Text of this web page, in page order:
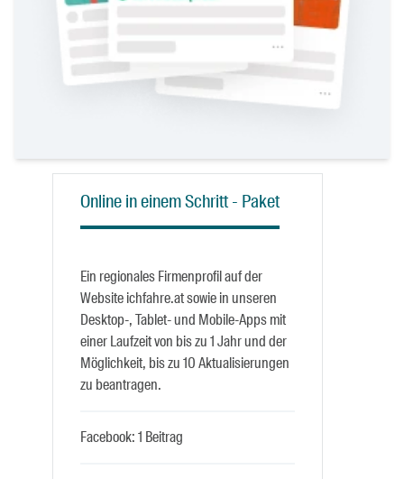
Online in einem Schritt - Paket
Ein regionales Firmenprofil auf der
Website ichfahre.at sowie in unseren
Desktop-, Tablet- und Mobile-Apps mit
einer Laufzeit von bis zu 1 Jahr und der
Möglichkeit, bis zu 10 Aktualisierungen
zu beantragen.
Facebook: 1 Beitrag